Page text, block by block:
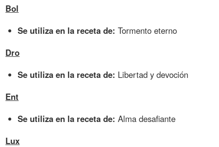
Bol
Se utiliza en la receta de: Tormento eterno
Dro
Se utiliza en la receta de: Libertad y devoción
Ent
Se utiliza en la receta de: Alma desafiante
Lux